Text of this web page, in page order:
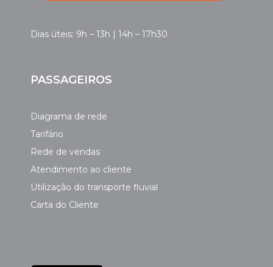
Dias úteis: 9h – 13h | 14h – 17h30
PASSAGEIROS
Diagrama de rede
Tarifário
Rede de vendas
Atendimento ao cliente
Utilização do transporte fluvial
Carta do Cliente